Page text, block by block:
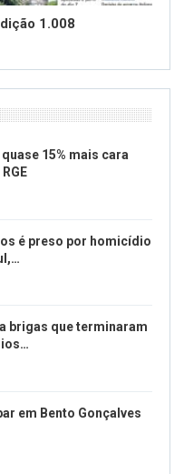
1.008
15% mais cara
é preso por homicídio
brigas que terminaram
em Bento Gonçalves